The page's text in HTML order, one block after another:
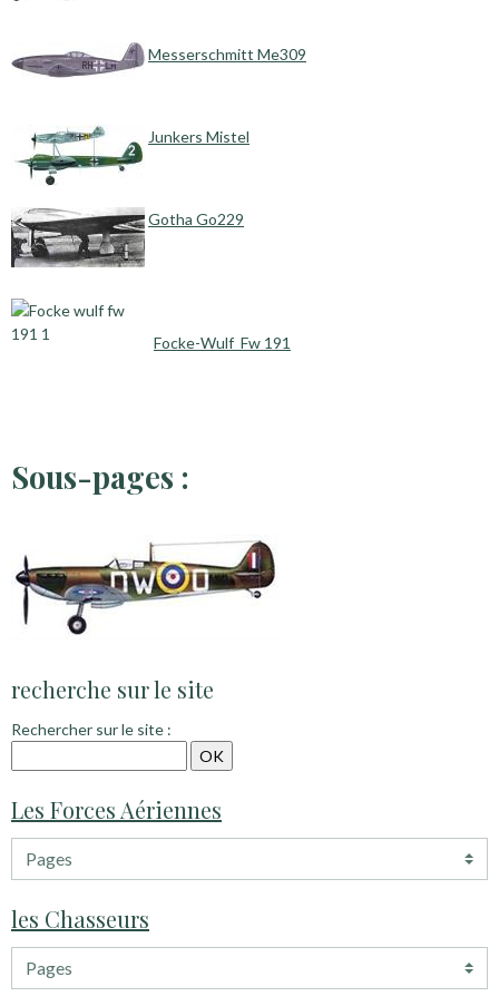
Messerschmitt Me309
Junkers Mistel
Gotha Go229
Focke-Wulf Fw 191
Sous-pages :
recherche sur le site
Rechercher sur le site :
Les Forces Aériennes
les Chasseurs